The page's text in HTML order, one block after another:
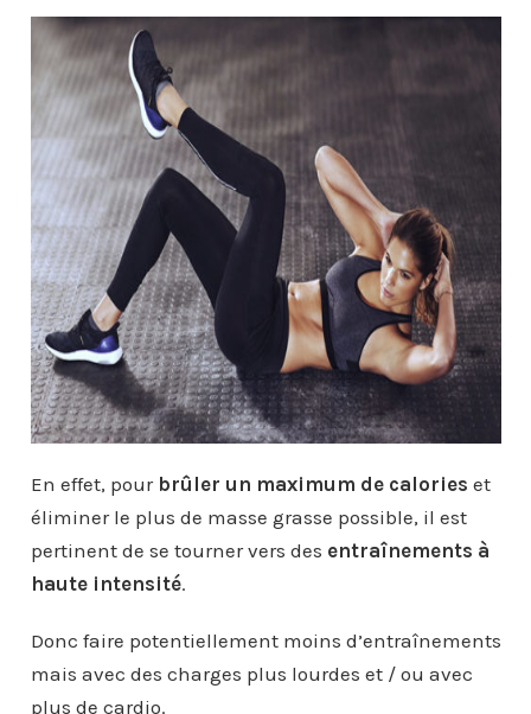
En effet, pour brûler un maximum de calories et
éliminer le plus de masse grasse possible, il est
pertinent de se tourner vers des entraînements à
haute intensité.
Donc faire potentiellement moins d’entraînements
mais avec des charges plus lourdes et / ou avec
plus de cardio.